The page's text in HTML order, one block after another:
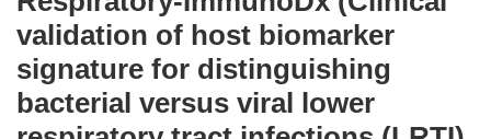
validation of host biomarker
signature for distinguishing
bacterial versus viral lower